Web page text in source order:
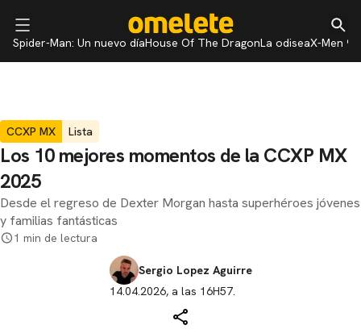
Spider-Man: Un nuevo díaHouse Of The DragonLa odiseaX-Men 97
CCXP MX Lista
Los 10 mejores momentos de la CCXP MX
2025
Desde el regreso de Dexter Morgan hasta superhéroes jóvenes
y familias fantásticas
1 min de lectura
Sergio Lopez Aguirre
14.04.2026, a las 16H57.